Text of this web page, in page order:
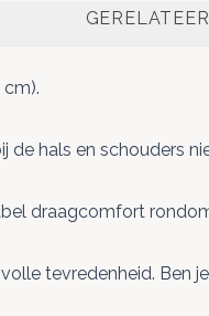
hals en schouders
draagcomfort
tevredenheid. Ben